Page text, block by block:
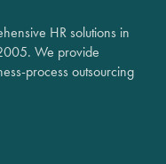
HR solutions in
We provide
process outsourcing